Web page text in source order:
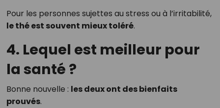
Pour les personnes sujettes au stress ou à l’irritabilité,
le thé est souvent mieux toléré.
4. Lequel est meilleur pour
la santé ?
Bonne nouvelle : les deux ont des bienfaits
prouvés.